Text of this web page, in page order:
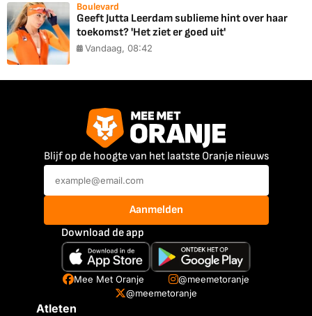
Boulevard
Geeft Jutta Leerdam sublieme hint over haar
toekomst? 'Het ziet er goed uit'
Vandaag, 08:42
Blijf op de hoogte van het laatste Oranje nieuws
Aanmelden
Download de app
Mee Met Oranje
@meemetoranje
@meemetoranje
Atleten